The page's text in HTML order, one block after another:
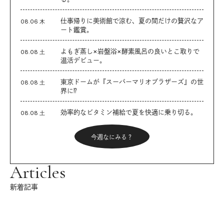
08.06 木
仕事帰りに美術館で涼む、夏の間だけの贅沢なア
ート鑑賞。
08.08 土
よもぎ蒸し×岩盤浴×酵素風呂の良いとこ取りで
温活デビュー。
08.08 土
東京ドームが『スーパーマリオブラザーズ』の世
界に⁉︎
08.08 土 効率的なビタミン補給で夏を快適に乗り切る。
今週なにみる？
Articles
新着記事